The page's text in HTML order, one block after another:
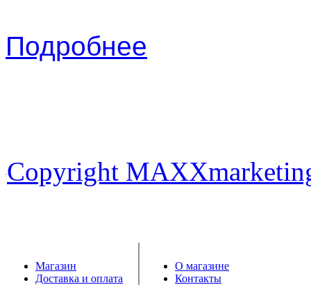
Подробнее
Copyright
Магазин
Доставка и оплата
О магазине
Контакты